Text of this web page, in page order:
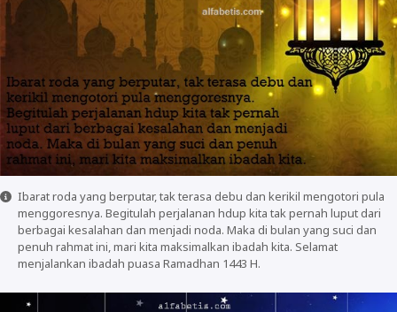
Ibarat roda yang berputar, tak terasa debu dan kerikil mengotori pula
menggoresnya. Begitulah perjalanan hdup kita tak pernah luput dari
berbagai kesalahan dan menjadi noda. Maka di bulan yang suci dan
penuh rahmat ini, mari kita maksimalkan ibadah kita. Selamat
menjalankan ibadah puasa Ramadhan 1443 H.